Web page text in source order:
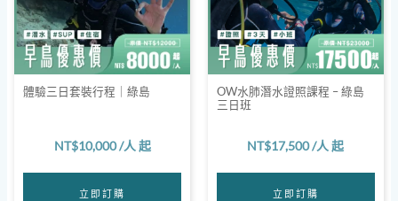
體驗三日套裝行程｜綠島
NT$10,000 /人 起
立即訂購
OW水肺潛水證照課程 – 綠島
三日班
NT$17,500/人 起
立即訂購